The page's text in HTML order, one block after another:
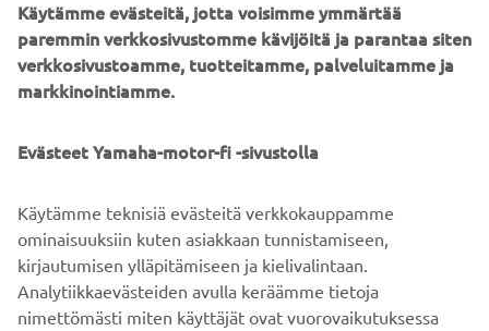
Alongside the incredible Hyper Naked range and 2017
accessories, the 2017 MT Tour will be supported by a
limited selection of like-minded premium partners.
darkness, checkwww.yamaha-darkside.com
Get signed up and join SHARK Helmets, Akrapovič,
Yamaha Music, TomTom and of course Yamaha on the
2017 MT Tour!
Käytämme evästeitä, jotta voisimme ymmärtää
paremmin verkkosivustomme kävijöitä ja parantaa siten
verkkosivustoamme, tuotteitamme, palveluitamme ja
markkinointiamme.
Evästeet Yamaha-motor-fi -sivustolla
Käytämme teknisiä evästeitä verkkokauppamme
ominaisuuksiin kuten asiakkaan tunnistamiseen,
kirjautumisen ylläpitämiseen ja kielivalintaan.
Analytiikkaevästeiden avulla keräämme tietoja
nimettömästi miten käyttäjät ovat vuorovaikutuksessa